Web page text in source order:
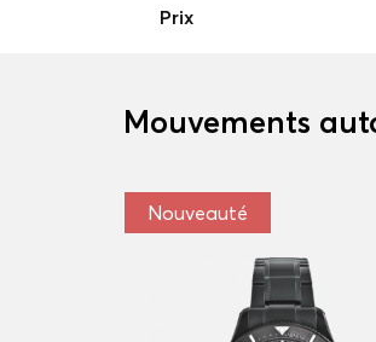
Prix
Mouvements
Nouveauté